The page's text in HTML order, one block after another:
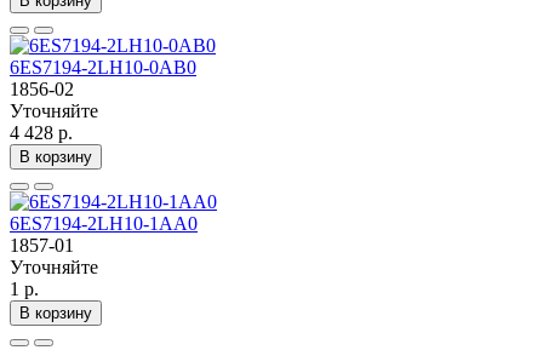
6ES7194-2LH10-0AB0
1856-02
Уточняйте
4 428 р.
В корзину
6ES7194-2LH10-1AA0
1857-01
Уточняйте
1 р.
В корзину